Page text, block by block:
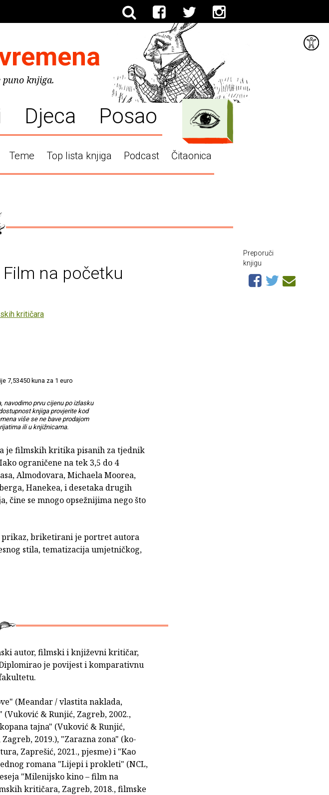
puno knjiga.
Djeca Posao
Teme Top lista knjiga Podcast Čitaonica
na početku
kritičara
7,53450 kuna za 1 euro
navodimo prvu cijenu po izlasku
knjiga provjerite kod
više se ne bave prodajom
ili u knjižnicama.
je filmskih kritika pisanih za tjednik
ograničene na tek 3,5 do 4
Almodovara, Michaela Moorea,
Hanekea, i desetaka drugih
čine se mnogo opsežnijima nego što
prikaz, briketirani je portret autora
stila, tematizacija umjetničkog,
autor, filmski i književni kritičar,
je povijest i komparativnu
(Meandar / vlastita naklada,
(Vuković & Runjić, Zagreb, 2002.,
tajna" (Vuković & Runjić,
2019.), "Zarazna zona" (ko-
Zaprešić, 2021., pjesme) i "Kao
romana "Lijepi i prokleti" (NCL,
"Milenijsko kino – film na
kritičara, Zagreb, 2018., filmske
Preporuči
knjigu